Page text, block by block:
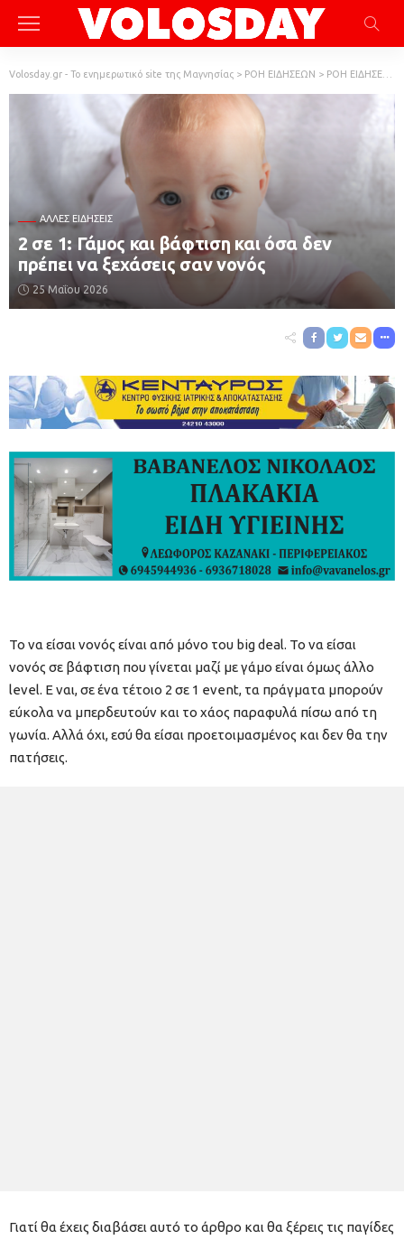
Volosday.gr - Το ενημερωτικό site της Μαγνησίας > ΡΟΗ ΕΙΔΗΣΕΩΝ > ΡΟΗ ΕΙΔΗΣΕΩΝ
ΆΛΛΕΣ ΕΙΔΉΣΕΙΣ
2 σε 1: Γάμος και βάφτιση και όσα δεν
πρέπει να ξεχάσεις σαν νονός
25 Μαΐου 2026
Το να είσαι νονός είναι από μόνο του big deal. Το να είσαι
νονός σε βάφτιση που γίνεται μαζί με γάμο είναι όμως άλλο
level. Ε ναι, σε ένα τέτοιο 2 σε 1 event, τα πράγματα μπορούν
εύκολα να μπερδευτούν και το χάος παραφυλά πίσω από τη
γωνία. Αλλά όχι, εσύ θα είσαι προετοιμασμένος και δεν θα την
πατήσεις.
Γιατί θα έχεις διαβάσει αυτό το άρθρο και θα ξέρεις τις παγίδες